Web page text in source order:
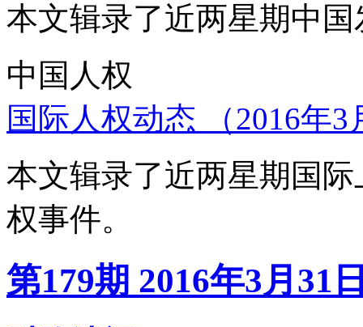
本文辑录了近两星期中
中国人权
国际人权动态 （2016年
本文辑录了近两星期国
权事件。
第179期 2016年3月31